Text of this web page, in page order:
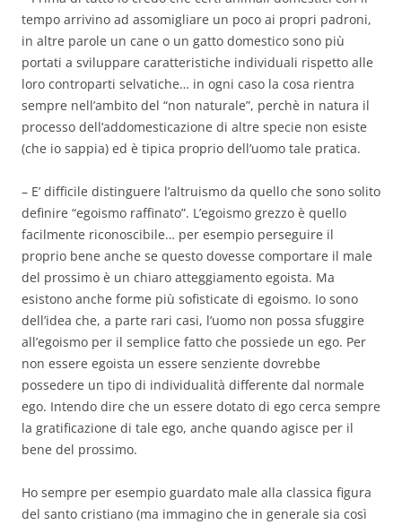
tempo arrivino ad assomigliare un poco ai propri padroni,
in altre parole un cane o un gatto domestico sono più
portati a sviluppare caratteristiche individuali rispetto alle
loro controparti selvatiche… in ogni caso la cosa rientra
sempre nell’ambito del “non naturale”, perchè in natura il
processo dell’addomesticazione di altre specie non esiste
(che io sappia) ed è tipica proprio dell’uomo tale pratica.
– E’ difficile distinguere l’altruismo da quello che sono solito
definire “egoismo raffinato”. L’egoismo grezzo è quello
facilmente riconoscibile… per esempio perseguire il
proprio bene anche se questo dovesse comportare il male
del prossimo è un chiaro atteggiamento egoista. Ma
esistono anche forme più sofisticate di egoismo. Io sono
dell’idea che, a parte rari casi, l’uomo non possa sfuggire
all’egoismo per il semplice fatto che possiede un ego. Per
non essere egoista un essere senziente dovrebbe
possedere un tipo di individualità differente dal normale
ego. Intendo dire che un essere dotato di ego cerca sempre
la gratificazione di tale ego, anche quando agisce per il
bene del prossimo.
Ho sempre per esempio guardato male alla classica figura
del santo cristiano (ma immagino che in generale sia così